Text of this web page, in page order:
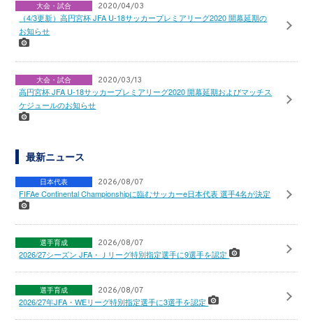
大会・試合 2020/04/03
（4/3更新）高円宮杯 JFA U-18サッカープレミアリーグ2020 開幕延期の
お知らせ
大会・試合 2020/03/13
高円宮杯 JFA U-18サッカープレミアリーグ2020 開幕延期およびマッチス
ケジュールのお知らせ
最新ニュース
日本代表 2026/08/07
FIFAe Continental Championshipに臨むサッカーe日本代表 選手4名が決定
選手育成 2026/08/07
2026/27シーズン JFA・Ｊリーグ特別指定選手に9選手を認定
選手育成 2026/08/07
2026/27年JFA・WEリーグ特別指定選手に3選手を認定